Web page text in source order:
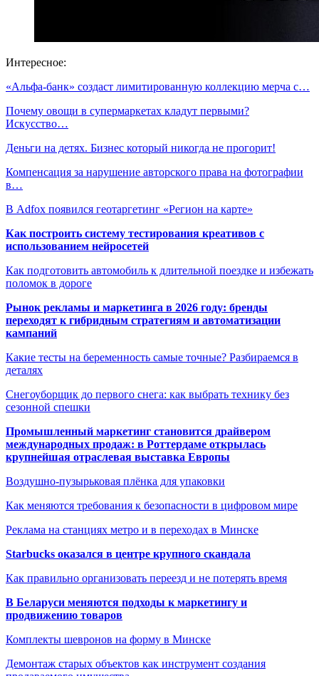
Интересное:
«Альфа-банк» создаст лимитированную коллекцию мерча с…
Почему овощи в супермаркетах кладут первыми?
Искусство…
Деньги на детях. Бизнес который никогда не прогорит!
Компенсация за нарушение авторского права на фотографии
в…
В Adfox появился геотаргетинг «Регион на карте»
Как построить систему тестирования креативов с
использованием нейросетей
Как подготовить автомобиль к длительной поездке и избежать
поломок в дороге
Рынок рекламы и маркетинга в 2026 году: бренды
переходят к гибридным стратегиям и автоматизации
кампаний
Какие тесты на беременность самые точные? Разбираемся в
деталях
Снегоуборщик до первого снега: как выбрать технику без
сезонной спешки
Промышленный маркетинг становится драйвером
международных продаж: в Роттердаме открылась
крупнейшая отраслевая выставка Европы
Воздушно-пузырьковая плёнка для упаковки
Как меняются требования к безопасности в цифровом мире
Реклама на станциях метро и в переходах в Минске
Starbucks оказался в центре крупного скандала
Как правильно организовать переезд и не потерять время
В Беларуси меняются подходы к маркетингу и
продвижению товаров
Комплекты шевронов на форму в Минске
Демонтаж старых объектов как инструмент создания